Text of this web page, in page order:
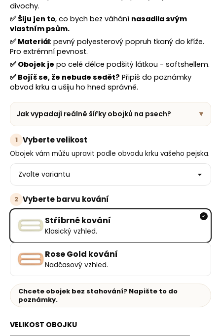
divochy.
✅ Šiju jen to, co bych bez váhání nasadila svým
vlastním psům.
✅ Materiál: pevný polyesterový popruh tkaný do kříže.
Pro extrémní pevnost.
✅ Obojek je po celé délce podšitý látkou - softshellem.
✅ Bojíš se, že nebude sedět? Připiš do poznámky
obvod krku a ušiju ho hned správně.
Jak vypadají reálně šířky obojků na psech? ▼
1 Vyberte velikost
Obojek vám můžu upravit podle obvodu krku vašeho pejska.
2 Vyberte barvu kování
✓
Stříbrné kování
Klasický vzhled.
Rose Gold kování
Nadčasový vzhled.
Chcete obojek bez stahování? Napište to do
poznámky.
VELIKOST OBOJKU
u
j
e
m
e